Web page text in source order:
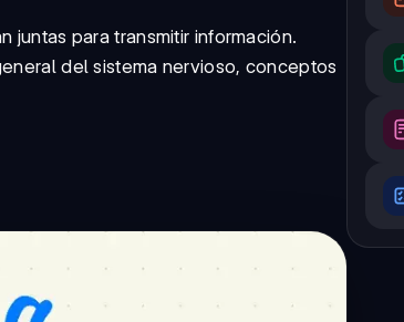
para transmitir información.
del sistema nervioso, conceptos